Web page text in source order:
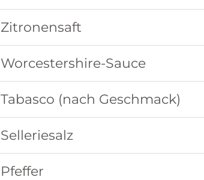
Zitronensaft
Worcestershire-Sauce
Tabasco (nach Geschmack)
Selleriesalz
Pfeffer